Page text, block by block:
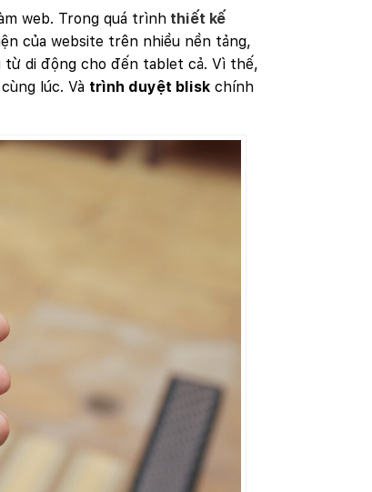
web. Trong quá trìnhthiết kế
của website trên nhiều nền tảng,
di động cho đến tablet cả. Vì thế,
lúc. Và trình duyệt bliskchính